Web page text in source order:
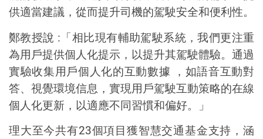
供適當建議，從而提升司機的駕駛安全和便利性。
鄭教授說 :「相比現有輔助駕駛系統，我們更注重
為用戶提供個人化提示，以提升其駕駛體驗。通過
實驗收集用戶個人化的互動數據 ，如語音互動對
答、視覺環境信息，實現用戶駕駛互動策略的在線
個人化更新，以適應不同習慣和偏好。」
理大至今共有23個項目獲智慧交通基金支持，涵